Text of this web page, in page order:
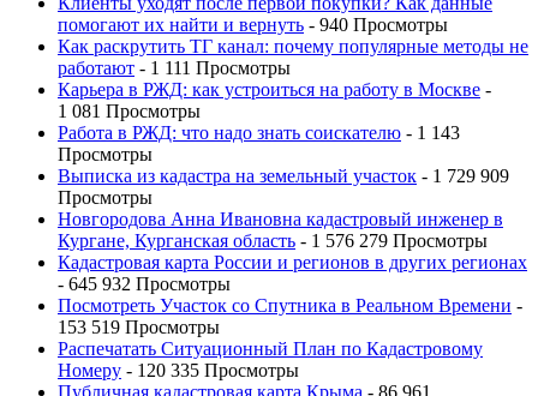
помогают их найти и вернуть - 940 Просмотры
Как раскрутить ТГ канал: почему популярные методы не
работают - 1 111 Просмотры
Карьера в РЖД: как устроиться на работу в Москве -
1 081 Просмотры
Работа в РЖД: что надо знать соискателю - 1 143
Просмотры
Выписка из кадастра на земельный участок - 1 729 909
Просмотры
Новгородова Анна Ивановна кадастровый инженер в
Кургане, Курганская область - 1 576 279 Просмотры
Кадастровая карта России и регионов в других регионах
- 645 932 Просмотры
Посмотреть Участок со Спутника в Реальном Времени -
153 519 Просмотры
Распечатать Ситуационный План по Кадастровому
Номеру - 120 335 Просмотры